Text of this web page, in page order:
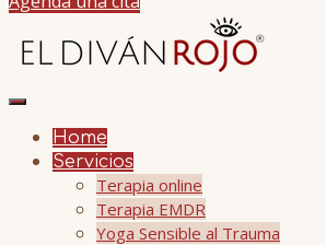
Home
Servicios
Terapia online
Terapia EMDR
Yoga Sensible al Trauma